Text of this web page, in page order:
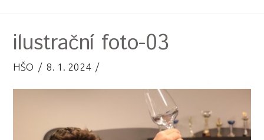
ilustrační foto-03
HŠO 8. 1. 2024